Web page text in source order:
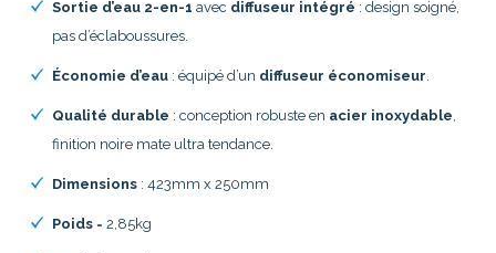
Sortie d’eau 2-en-1 avec diffuseur intégré : design soigné,
pas d’éclaboussures.
Économie d’eau : équipé d’un diffuseur économiseur
Qualité durable : conception robuste en acier inoxydable
finition noire mate ultra tendance.
Dimensions : 423mm x 250mm
Poids = 2,85kg